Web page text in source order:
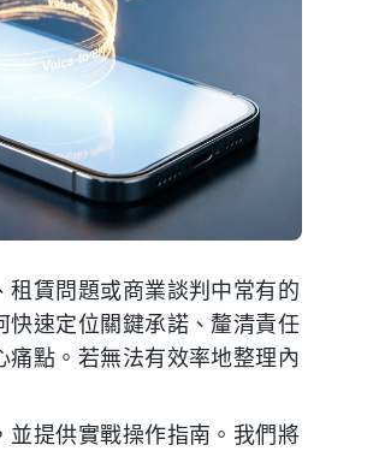
租賃問題或商業談判中常有的
快速定位關鍵承諾、釐清責任
點。若無法有效率地整理內
並提供實戰操作指南。我們將